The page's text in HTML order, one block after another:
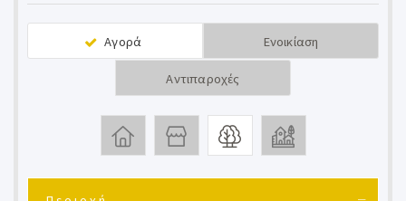
Αγορά Ενοικίαση
Αντιπαροχές